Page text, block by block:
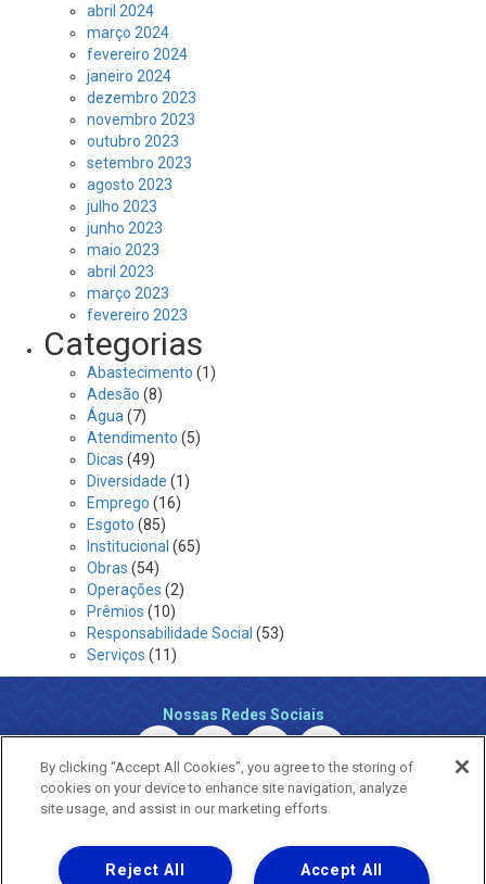
abril 2024
março 2024
fevereiro 2024
janeiro 2024
dezembro 2023
novembro 2023
outubro 2023
setembro 2023
agosto 2023
julho 2023
junho 2023
maio 2023
abril 2023
março 2023
fevereiro 2023
Categorias
Abastecimento (1)
Adesão (8)
Água (7)
Atendimento (5)
Dicas (49)
Diversidade (1)
Emprego (16)
Esgoto (85)
Institucional (65)
Obras (54)
Operações (2)
Prêmios (10)
Responsabilidade Social (53)
Serviços (11)
Nossas Redes Sociais
Uma empresa
By clicking “Accept All Cookies”, you agree to the storing of
cookies on your device to enhance site navigation, analyze
site usage, and assist in our marketing efforts.
Accept All
Reject All